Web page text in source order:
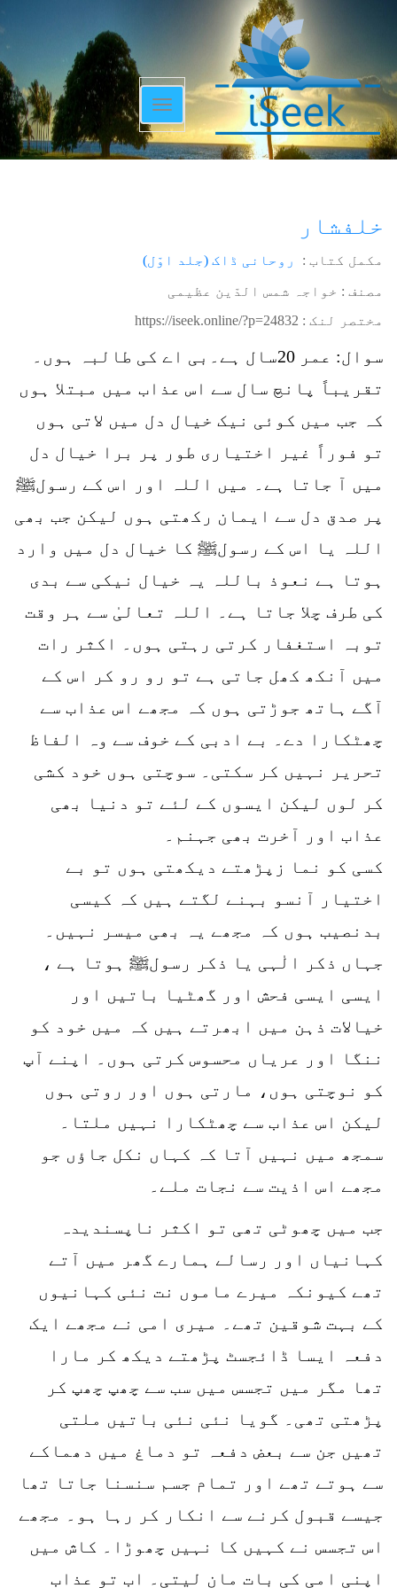
Toggle
navigation
خلفشار
مکمل کتاب : روحانی ڈاک (جلد اوّل)
مصنف : خواجہ شمس الدّین عظیمی
مختصر لنک : https://iseek.online/?p=24832
سوال: عمر 20سال ہے۔بی اے کی طالبہ ہوں۔
تقریباً پانچ سال سے اس عذاب میں مبتلا ہوں
کہ جب میں کوئی نیک خیال دل میں لاتی ہوں
تو فوراً غیر اختیاری طور پر برا خیال دل
میں آ جاتا ہے۔ میں اللہ اور اس کے رسولﷺ
پر صدق دل سے ایمان رکھتی ہوں لیکن جب بھی
اللہ یا اس کے رسولﷺ کا خیال دل میں وارد
ہوتا ہے نعوذ باللہ یہ خیال نیکی سے بدی
کی طرف چلا جاتا ہے۔ اللہ تعالیٰ سے ہر وقت
توبہ استغفار کرتی رہتی ہوں۔ اکثر رات
میں آنکھ کھل جاتی ہے تو رو رو کر اس کے
آگے ہاتھ جوڑتی ہوں کہ مجھے اس عذاب سے
چھٹکارا دے۔ بے ادبی کے خوف سے وہ الفاظ
تحریر نہیں کر سکتی۔ سوچتی ہوں خود کشی
کر لوں لیکن ایسوں کے لئے تو دنیا بھی
عذاب اور آخرت بھی جہنم۔
کسی کو نما زپڑھتے دیکھتی ہوں تو بے
اختیار آنسو بہنے لگتے ہیں کہ کیسی
بدنصیب ہوں کہ مجھے یہ بھی میسر نہیں۔
جہاں ذکر الٰہی یا ذکر رسولﷺ ہوتا ہے ،
ایسی ایسی فحش اور گھٹیا باتیں اور
خیالات ذہن میں ابھرتے ہیں کہ میں خود کو
ننگا اور عریاں محسوس کرتی ہوں۔ اپنے آپ
کو نوچتی ہوں، مارتی ہوں اور روتی ہوں
لیکن اس عذاب سے چھٹکارا نہیں ملتا۔
سمجھ میں نہیں آتا کہ کہاں نکل جاؤں جو
مجھے اس اذیت سے نجات ملے۔
جب میں چھوٹی تھی تو اکثر ناپسندیدہ
کہانیاں اور رسالے ہمارے گھر میں آتے
تھے کیونکہ میرے ماموں نت نئی کہانیوں
کے بہت شوقین تھے۔ میری امی نے مجھے ایک
دفعہ ایسا ڈائجسٹ پڑھتے دیکھ کر مارا
تھا مگر میں تجسس میں سب سے چھپ چھپ کر
پڑھتی تھی۔ گویا نئی نئی باتیں ملتی
تھیں جن سے بعض دفعہ تو دماغ میں دھماکے
سے ہوتے تھے اور تمام جسم سنسنا جاتا تھا
جیسے قبول کرنے سے انکار کر رہا ہو۔ مجھے
اس تجسس نے کہیں کا نہیں چھوڑا۔ کاش میں
اپنی امی کی بات مان لیتی۔ اب تو عذاب